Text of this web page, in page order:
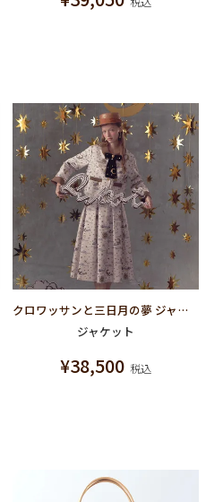
クロワッサンと三日月の夢 ジャケット（アイボリー）
ジャケット
¥38,500 税込